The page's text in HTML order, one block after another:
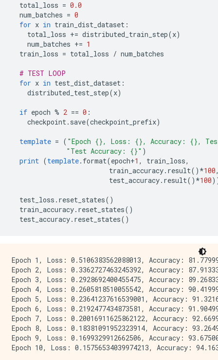
total_loss = 0.0
num_batches = 0
for x in train_dist_dataset :
total_loss += distributed_train_step(x)
num_batches += 1
train_loss = total_loss / num_batches
# TEST LOOP
for x in test_dist_dataset :
distributed_test_step(x)
if epoch % 2 == 0 :
checkpoint. save(checkpoint_prefix)
template = ( "Epoch {}, Loss: {}, Accuracy: {},
"Test Accuracy: {}" )
print (template. format(epoch+1 , train_loss,
train_accuracy. result()*100
test_accuracy. result()*100
test_loss . reset_states()
train_accuracy. reset_states()
test_accuracy. reset_states()
Epoch 1, Loss: 0.5106383562088013, Accuracy:
Epoch 2, Loss: 0.3362727463245392, Accuracy:
Epoch 3, Loss: 0.2928692400455475, Accuracy:
Epoch 4, Loss: 0.2605818510055542, Accuracy:
Epoch 5, Loss: 0.23641237616539001, Accuracy:
Epoch 6, Loss: 0.2192477434873581, Accuracy:
Epoch 7, Loss: 0.20016911625862122, Accuracy:
Epoch 8, Loss: 0.18381091952323914, Accuracy:
Epoch 9, Loss: 0.1699329912662506, Accuracy: